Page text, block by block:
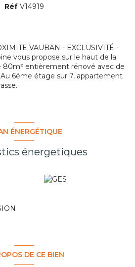
Réf V14919
VAUBAN - EXCLUSIVITÉ -
vous propose sur le haut de la
80m² entièrement rénové avec de
6éme étage sur 7, appartement
ÉNERGÉTIQUE
énergetiques
DE CE BIEN